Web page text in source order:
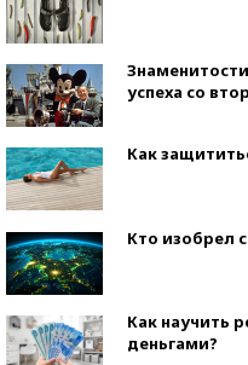
успеха со
Как
Кто изобрел
Как научить
деньгами?